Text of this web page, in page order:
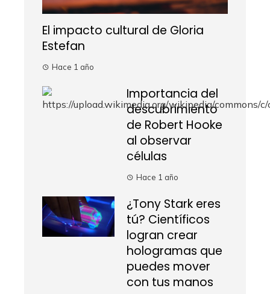
El impacto cultural de Gloria
Estefan
Hace 1 año
Importancia del
descubrimiento
de Robert Hooke
al observar
células
Hace 1 año
¿Tony Stark eres
tú? Científicos
logran crear
hologramas que
puedes mover
con tus manos